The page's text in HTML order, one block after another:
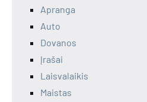
Apranga
Auto
Dovanos
Įrašai
Laisvalaikis
Maistas